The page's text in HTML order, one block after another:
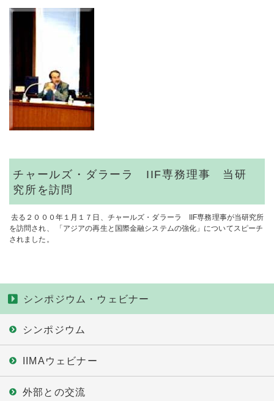
チャールズ・ダラーラ IIF専務理事 当研
究所を訪問
去る２０００年１月１７日、チャールズ・ダラーラ IIF専務理事が当研究所
を訪問され、 「アジアの再生と国際金融システムの強化」についてスピーチ
されました。
シンポジウム・ウェビナー
シンポジウム
IIMAウェビナー
外部との交流